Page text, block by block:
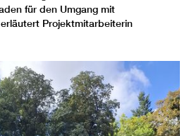
für den Umgang mit
Projektmitarbeiterin